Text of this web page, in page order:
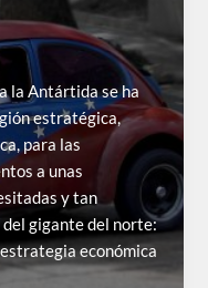
la Antártida se ha
estratégica,
para las
a unas
y tan
del gigante del norte:
económica